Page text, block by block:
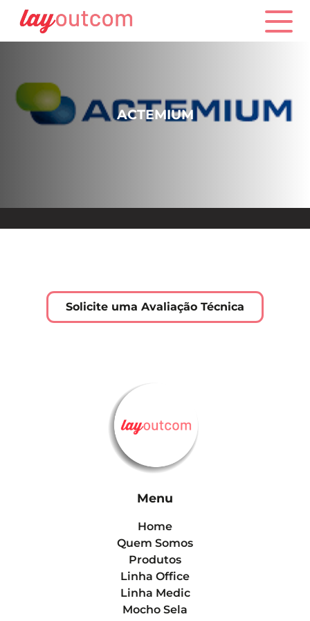
ACTEMIUM
Solicite uma Avaliação Técnica
Menu
Home
Quem Somos
Produtos
Linha Office
Linha Medic
Mocho Sela